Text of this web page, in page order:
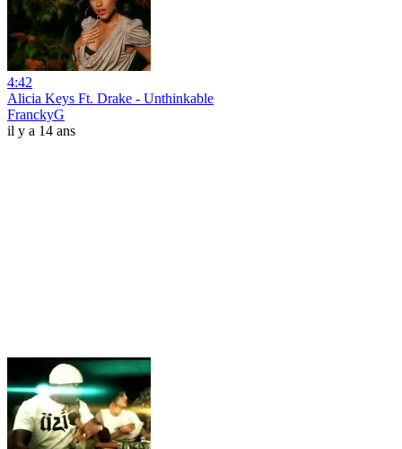
4:42
Alicia Keys Ft. Drake - Unthinkable
FranckyG
il y a 14 ans